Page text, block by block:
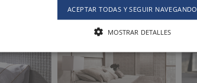
RUE DE PARIS
ACEPTAR TODAS Y SEGUIR NAVEGANDO
MOSTRAR DETALLES